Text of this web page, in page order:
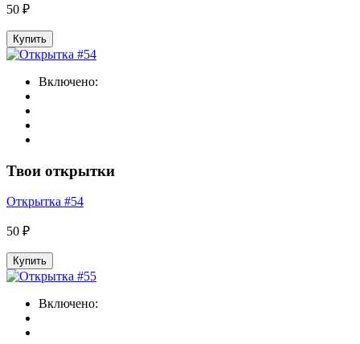
50 ₽
Купить
Включено:
Твои открытки
Открытка #54
50 ₽
Купить
Включено: